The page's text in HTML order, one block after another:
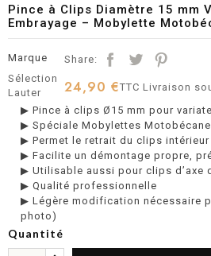
Pince à Clips Diamètre 15 mm
Embrayage – Mobylette
Marque
Sélection
Lauter
Share:
24,90 €TTCLivraison
▶ Pince à clips Ø15 mm pour
▶ Spéciale Mobylettes
▶ Permet le retrait du clips
▶ Facilite un démontage propre,
▶ Utilisable aussi pour clips d’axe
▶ Qualité professionnelle
▶ Légère modification nécessaire
photo)
Quantité